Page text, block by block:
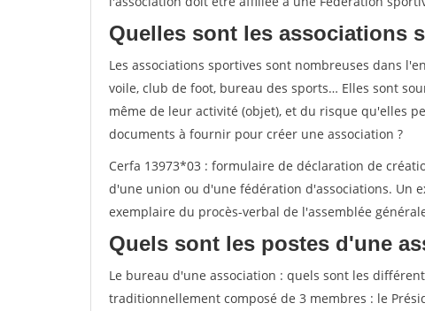
Quelles sont les associations
Les associations sportives sont nombreuses dans
voile, club de foot, bureau des sports… Elles sont
même de leur activité (objet), et du risque qu'elles
documents à fournir pour créer une association ?
Cerfa 13973*03 : formulaire de déclaration de
d'une union ou d'une fédération d'associations. Un
exemplaire du procès-verbal de l'assemblée
Quels sont les postes d'une
Le bureau d'une association : quels sont les
traditionnellement composé de 3 membres : le